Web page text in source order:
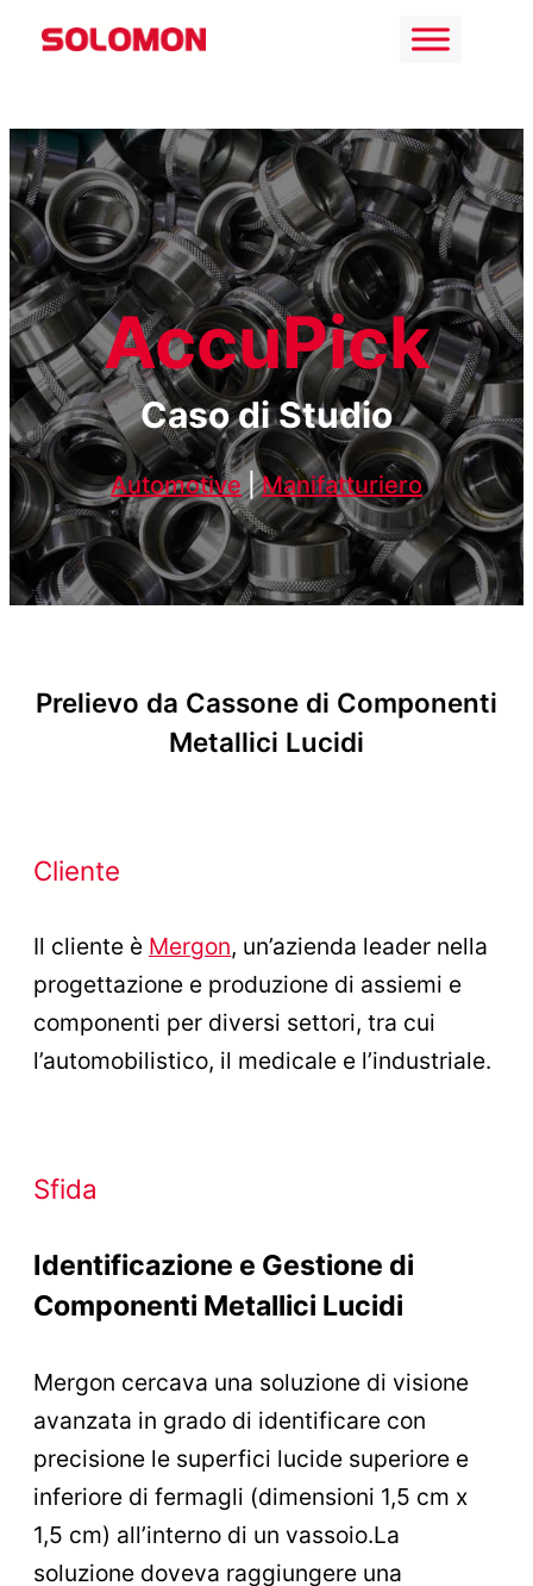
Vai
AccuPick
Caso di Studio
Automotive|Manifatturiero
Prelievo da Cassone di Componenti
Metallici Lucidi
Cliente
Il cliente è Mergon, un’azienda leader nella
progettazione e produzione di assiemi e
componenti per diversi settori, tra cui
l’automobilistico, il medicale e l’industriale.
Sfida
Identificazione e Gestione di
Componenti Metallici Lucidi
Mergon cercava una soluzione di visione
avanzata in grado di identificare con
precisione le superfici lucide superiore e
inferiore di fermagli (dimensioni 1,5 cm x
1,5 cm) all’interno di un vassoio.La
soluzione doveva raggiungere una